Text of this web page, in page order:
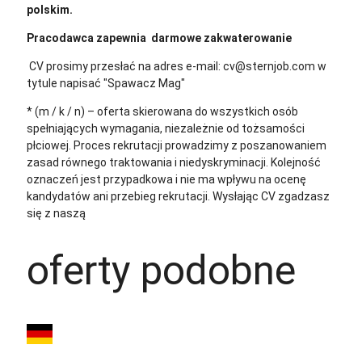
polskim.
Pracodawca zapewnia darmowe zakwaterowanie
CV prosimy przesłać na adres e-mail: cv@sternjob.com w
tytule napisać "Spawacz Mag"
* (m / k / n) – oferta skierowana do wszystkich osób
spełniających wymagania, niezależnie od tożsamości
płciowej. Proces rekrutacji prowadzimy z poszanowaniem
zasad równego traktowania i niedyskryminacji. Kolejność
oznaczeń jest przypadkowa i nie ma wpływu na ocenę
kandydatów ani przebieg rekrutacji. Wysłając CV zgadzasz
się z naszą
oferty podobne
Spawacz TIG bez